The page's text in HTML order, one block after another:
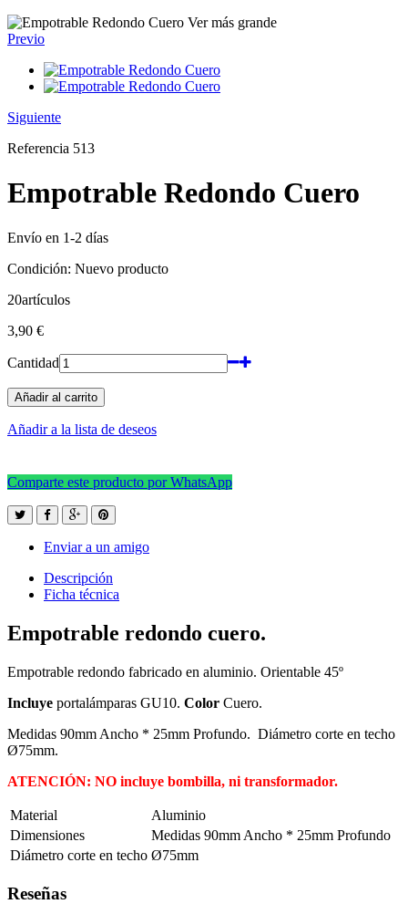
Ver más grande
Previo
Siguiente
Referencia 513
Empotrable Redondo Cuero
Envío en 1-2 días
Condición: Nuevo producto
20artículos
3,90 €
Cantidad
Añadir al carrito
Añadir a la lista de deseos
Comparte este producto por WhatsApp
Enviar a un amigo
Descripción
Ficha técnica
Empotrable redondo cuero.
Empotrable redondo fabricado en aluminio. Orientable 45º
Incluye portalámparas GU10. Color Cuero.
Medidas 90mm Ancho * 25mm Profundo. Diámetro corte en techo
Ø75mm.
ATENCIÓN: NO incluye bombilla, ni transformador.
Material
Aluminio
Dimensiones
Medidas 90mm Ancho * 25mm Profundo
Diámetro corte en techo Ø75mm
Reseñas